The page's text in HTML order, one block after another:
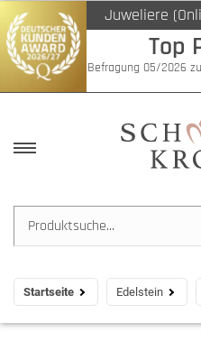
Juweliere
Top
Befragung 05/2026
Startseite Edelstein